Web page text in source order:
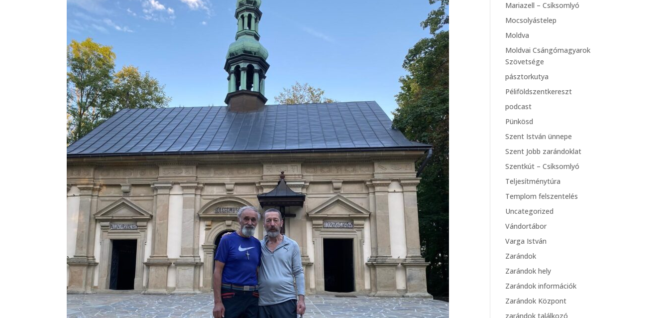
Mariazell – Csíksomlyó
Mocsolyástelep
Moldva
Moldvai Csángómagyarok
Szövetsége
pásztorkutya
Péliföldszentkereszt
podcast
Pünkösd
Szent István ünnepe
Szent Jobb zarándoklat
Szentkút – Csíksomlyó
Teljesítménytúra
Templom felszentelés
Uncategorized
Vándortábor
Varga István
Zarándok
Zarándok hely
Zarándok információk
Zarándok Központ
zarándok találkozó